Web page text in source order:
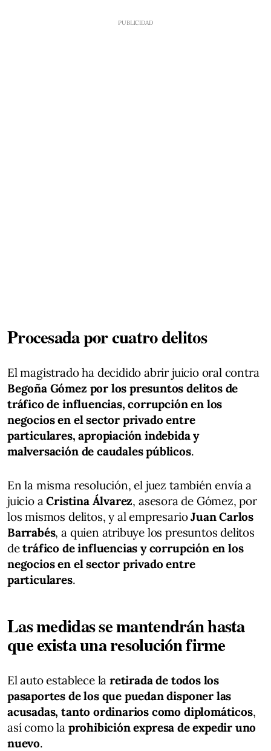
Procesada por cuatro delitos
El magistrado ha decidido abrir juicio oral contra
Begoña Gómez por los presuntos delitos de
tráfico de influencias, corrupción en los
negocios en el sector privado entre
particulares, apropiación indebida y
malversación de caudales públicos.
En la misma resolución, el juez también envía a
juicio aCristina Álvarez, asesora de Gómez, por
los mismos delitos, y al empresarioJuan Carlos
Barrabés, a quien atribuye los presuntos delitos
detráfico de influencias y corrupción en los
negocios en el sector privado entre
particulares.
Las medidas se mantendrán hasta
que exista una resolución firme
El auto establece laretirada de todos los
pasaportes de los que puedan disponer las
acusadas, tanto ordinarios como diplomáticos,
así como la prohibición expresa de expedir uno
nuevo.